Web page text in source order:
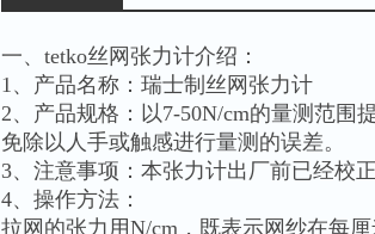
一、tetko丝网张力计介绍：
1、产品名称：瑞士制丝网张力计
2、产品规格：以7-50N/cm的量测范围
免除以人手或触感进行量测的误差。
3、注意事项：本张力计出厂前已经校
4、操作方法：
拉网的张力用N/cm，既表示网纱在每